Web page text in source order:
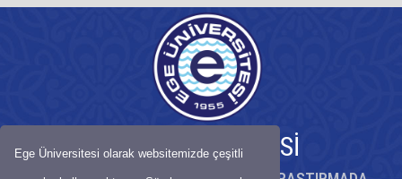
Ege Üniversitesi olarak websitemizde çeşitli
EGE ÜNİVERSİTESİ